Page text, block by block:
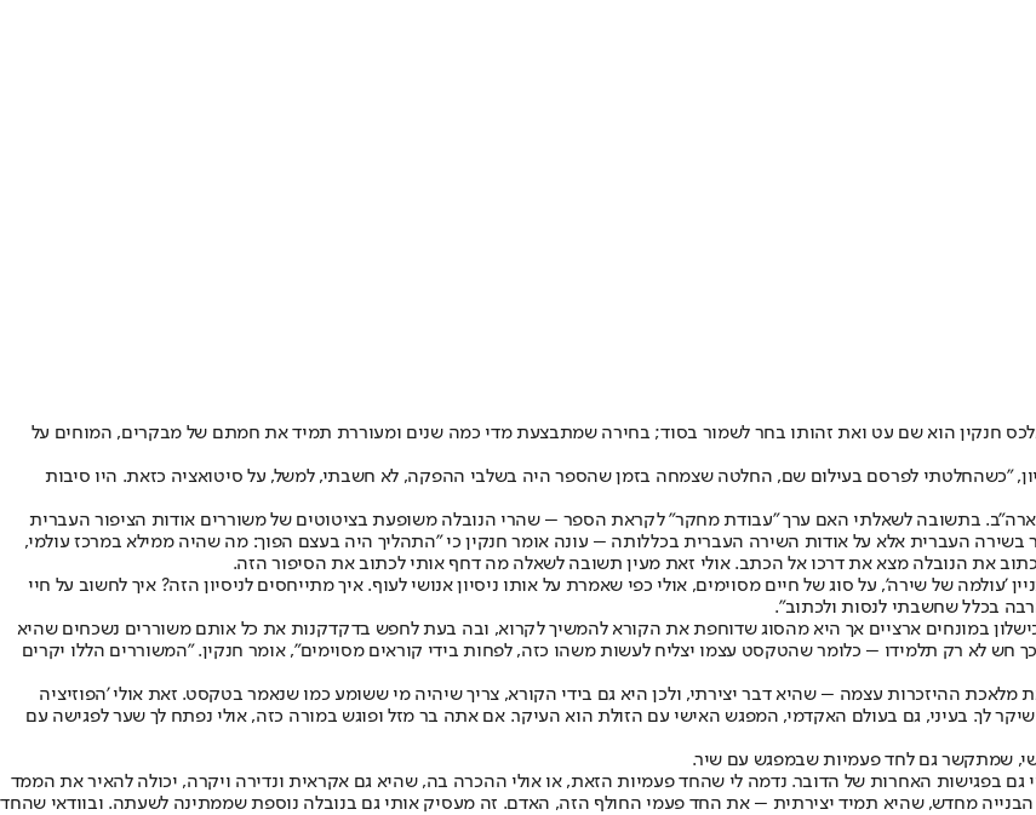
חנקין הוא שם עט ואת זהותו בחר לשמור בסוד; בחירה שמתבצעת מדי כמה שנים ומעוררת תמיד את חמתם של מבקרים, המוחים על
"כשהחלטתי לפרסם בעילום שם, החלטה שצמחה בזמן שהספר היה בשלבי ההפקה, לא חשבתי, למשל, על סיטואציה כזאת. היו סיבות
בתשובה לשאלתי האם ערך "עבודת מחקר" לקראת הספר – שהרי הנובלה משופעת בציטוטים של משוררים אודות הציפור העברית
העברית אלא על אודות השירה העברית בכללותה – עונה אומר חנקין כי "התהליך היה בעצם הפוך: מה שהיה ממילא במרכז עולמי,
את הנובלה מצא את דרכו אל הכתב. אולי זאת מעין תשובה לשאלה מה דחף אותי לכתוב את הסיפור הזה.
'עולמה של שירה', על סוג של חיים מסוימים, אולי כפי שאמרת על אותו ניסיון אנושי לעוף. איך מתייחסים לניסיון הזה? איך לחשוב על חיי
בכלל שחשבתי לנסות ולכתוב".
במונחים ארציים אך היא מהסוג שדוחפת את הקורא להמשיך לקרוא, ובה בעת לחפש בדקדקנות את כל אותם משוררים נשכחים שהיא
חש לא רק תלמידו – כלומר שהטקסט עצמו יצליח לעשות משהו כזה, לפחות בידי קוראים מסוימים", אומר חנקין. "המשוררים הללו יקרים
ההיזכרות עצמה – שהיא דבר יצירתי, ולכן היא גם בידי הקורא, צריך שיהיה מי ששומע כמו שנאמר בטקסט. זאת אולי 'הפוזיציה
לך. בעיני, גם בעולם האקדמי, המפגש האישי עם הזולת הוא העיקר. אם אתה בר מזל ופוגש במורה כזה, אולי נפתח לך שער לפגישה עם
שמתקשר גם לחד פעמיות שבמפגש עם שיר.
בפגישות האחרות של הדובר. נדמה לי שהחד פעמיות הזאת, או אולי ההכרה בה, שהיא גם אקראית ונדירה ויקרה, יכולה להאיר את הממד
מחדש, שהיא תמיד יצירתית – את החד פעמי החולף הזה, האדם. זה מעסיק אותי גם בנובלה נוספת שממתינה לשעתה. ובוודאי שהחד